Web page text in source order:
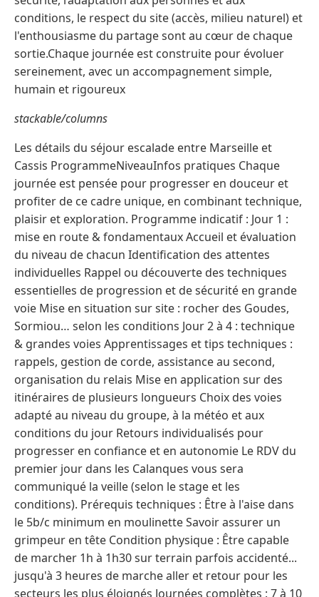
conditions, le respect du site (accès, milieu naturel) et
l'enthousiasme du partage sont au cœur de chaque
sortie.Chaque journée est construite pour évoluer
sereinement, avec un accompagnement simple,
humain et rigoureux
stackable/columns
Les détails du séjour escalade entre Marseille et
Cassis ProgrammeNiveauInfos pratiques Chaque
journée est pensée pour progresser en douceur et
profiter de ce cadre unique, en combinant technique,
plaisir et exploration. Programme indicatif : Jour 1 :
mise en route & fondamentaux Accueil et évaluation
du niveau de chacun Identification des attentes
individuelles Rappel ou découverte des techniques
essentielles de progression et de sécurité en grande
voie Mise en situation sur site : rocher des Goudes,
Sormiou… selon les conditions Jour 2 à 4 : technique
& grandes voies Apprentissages et tips techniques :
rappels, gestion de corde, assistance au second,
organisation du relais Mise en application sur des
itinéraires de plusieurs longueurs Choix des voies
adapté au niveau du groupe, à la météo et aux
conditions du jour Retours individualisés pour
progresser en confiance et en autonomie Le RDV du
premier jour dans les Calanques vous sera
communiqué la veille (selon le stage et les
conditions). Prérequis techniques : Être à l'aise dans
le 5b/c minimum en moulinette Savoir assurer un
grimpeur en tête Condition physique : Être capable
de marcher 1h à 1h30 sur terrain parfois accidenté...
jusqu'à 3 heures de marche aller et retour pour les
secteurs les plus éloignés Journées complètes : 7 à 10